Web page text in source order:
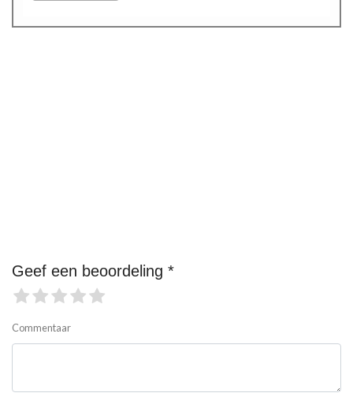
Geef een beoordeling *
Commentaar